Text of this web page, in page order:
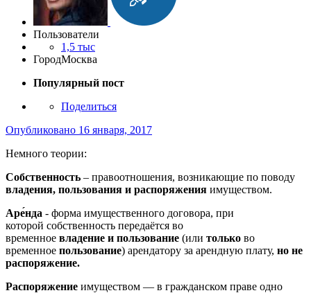
Пользователи
1,5 тыс
ГородМосква
Популярный пост
Поделиться
Опубликовано 16 января, 2017
Немного теории:
Собственность – правоотношения, возникающие по поводу
владения, пользования и распоряжения имуществом.
Аре́нда - форма имущественного договора, при
которой собственность передаётся во
временное владение и пользование (или только во
временное пользование) арендатору за арендную плату, но не
распоряжение.
Распоряжение имуществом — в гражданском праве одно